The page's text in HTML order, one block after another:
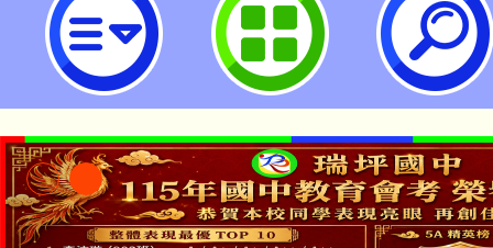
動-桃園市立瑞坪國民中學